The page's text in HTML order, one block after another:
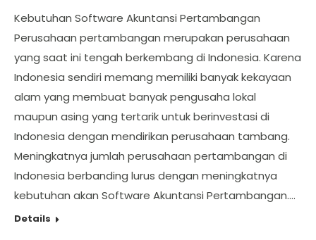
Kebutuhan Software Akuntansi Pertambangan
Perusahaan pertambangan merupakan perusahaan
yang saat ini tengah berkembang di Indonesia. Karena
Indonesia sendiri memang memiliki banyak kekayaan
alam yang membuat banyak pengusaha lokal
maupun asing yang tertarik untuk berinvestasi di
Indonesia dengan mendirikan perusahaan tambang.
Meningkatnya jumlah perusahaan pertambangan di
Indonesia berbanding lurus dengan meningkatnya
kebutuhan akan Software Akuntansi Pertambangan.…
Details